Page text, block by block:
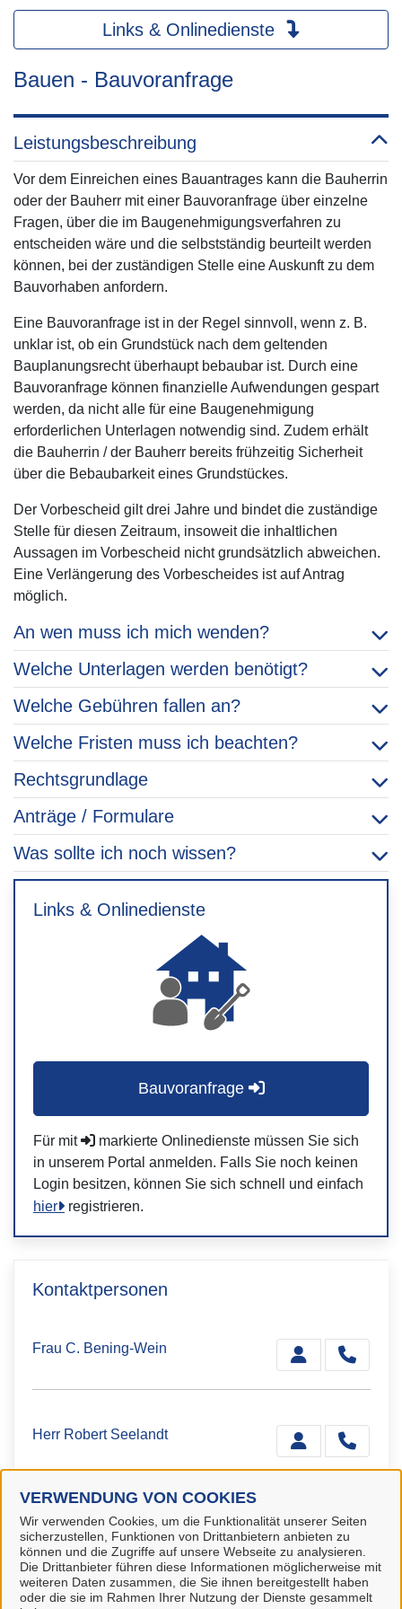
VERWENDUNG VON COOKIES
Wir verwenden Cookies, um die Funktionalität unserer Seiten
sicherzustellen, Funktionen von Drittanbietern anbieten zu
können und die Zugriffe auf unsere Webseite zu analysieren.
Die Drittanbieter führen diese Informationen möglicherweise mit
weiteren Daten zusammen, die Sie ihnen bereitgestellt haben
oder die sie im Rahmen Ihrer Nutzung der Dienste gesammelt
Links & Onlinedienste
Bauen - Bauvoranfrage
Leistungsbeschreibung
Vor dem Einreichen eines Bauantrages kann die Bauherrin
oder der Bauherr mit einer Bauvoranfrage über einzelne
Fragen, über die im Baugenehmigungsverfahren zu
entscheiden wäre und die selbstständig beurteilt werden
können, bei der zuständigen Stelle eine Auskunft zu dem
Bauvorhaben anfordern.
Eine Bauvoranfrage ist in der Regel sinnvoll, wenn z. B.
unklar ist, ob ein Grundstück nach dem geltenden
Bauplanungsrecht überhaupt bebaubar ist. Durch eine
Bauvoranfrage können finanzielle Aufwendungen gespart
werden, da nicht alle für eine Baugenehmigung
erforderlichen Unterlagen notwendig sind. Zudem erhält
die Bauherrin / der Bauherr bereits frühzeitig Sicherheit
über die Bebaubarkeit eines Grundstückes.
Der Vorbescheid gilt drei Jahre und bindet die zuständige
Stelle für diesen Zeitraum, insoweit die inhaltlichen
Aussagen im Vorbescheid nicht grundsätzlich abweichen.
Eine Verlängerung des Vorbescheides ist auf Antrag
möglich.
An wen muss ich mich wenden?
Welche Unterlagen werden benötigt?
Welche Gebühren fallen an?
Welche Fristen muss ich beachten?
Rechtsgrundlage
Anträge / Formulare
Was sollte ich noch wissen?
Links & Onlinedienste
Bauvoranfrage
Für mit
markierte Onlinedienste müssen Sie sich
in unserem Portal anmelden. Falls Sie noch keinen
Login besitzen, können Sie sich schnell und einfach
hier
registrieren.
Kontaktpersonen
Frau C. Bening-Wein
Herr Robert Seelandt
Herr Tim Lambrecht